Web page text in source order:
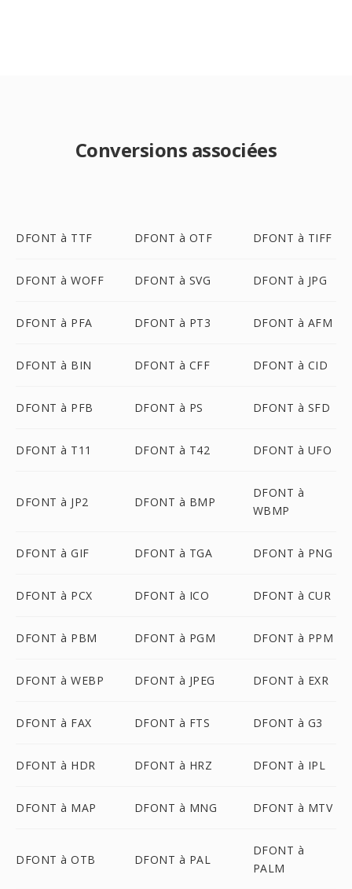
Conversions associées
DFONT à TTF DFONT à OTF DFONT à TIFF
DFONT à WOFF DFONT à SVG DFONT à JPG
DFONT à PFA DFONT à PT3 DFONT à AFM
DFONT à BIN DFONT à CFF DFONT à CID
DFONT à PFB DFONT à PS DFONT à SFD
DFONT à T11 DFONT à T42 DFONT à UFO
DFONT à JP2 DFONT à BMP
DFONT à
WBMP
DFONT à GIF DFONT à TGA DFONT à PNG
DFONT à PCX DFONT à ICO DFONT à CUR
DFONT à PBM DFONT à PGM DFONT à PPM
DFONT à WEBP DFONT à JPEG DFONT à EXR
DFONT à FAX DFONT à FTS DFONT à G3
DFONT à HDR DFONT à HRZ DFONT à IPL
DFONT à MAP DFONT à MNG DFONT à MTV
DFONT à OTB DFONT à PAL
DFONT à
PALM